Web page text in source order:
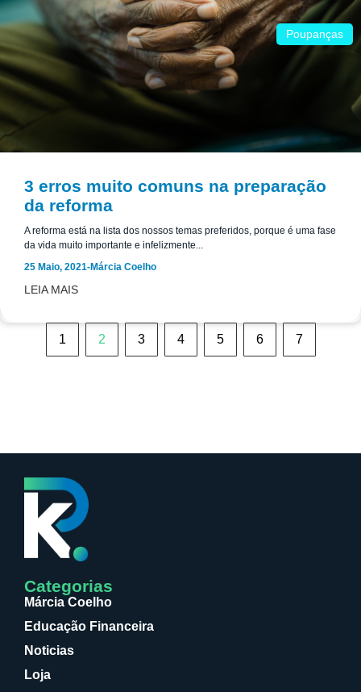
Poupanças
3 erros muito comuns na preparação
da reforma
A reforma está na lista dos nossos temas preferidos, porque é uma fase
da vida muito importante e infelizmente...
25 Maio, 2021-Márcia Coelho
LEIA MAIS
1 2 3 4 5 6 7
Categorias
Márcia Coelho
Educação Financeira
Noticias
Loja